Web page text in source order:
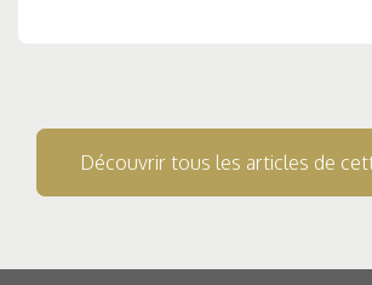
Découvrir tous les articles de